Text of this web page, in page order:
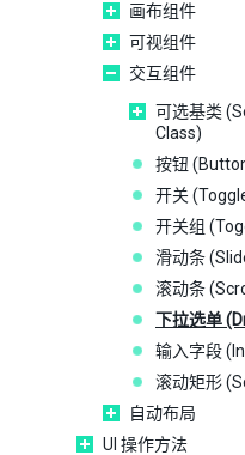
画布组件
可视组件
交互组件
可选基类
Class)
按钮
开关
开关组
滑动条
滚动条
下拉选单
输入字段
滚动矩形
自动布局
UI 操作方法